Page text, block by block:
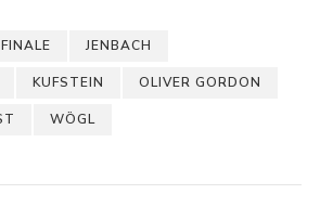
FINALE JENBACH
KUFSTEIN OLIVER GORDON
WÖGL